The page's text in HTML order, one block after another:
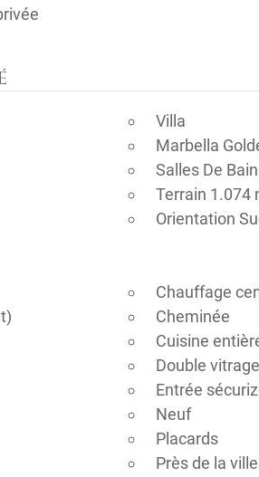
Villa
Marbella
Salles De
Terrain 1.074
Orientation
Chauffage
Cheminée
Cuisine
Double vitrage
Entrée
Neuf
Placards
Près de la ville